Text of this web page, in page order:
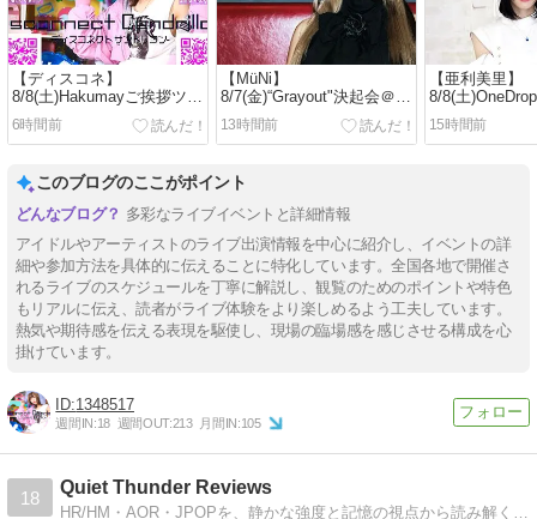
【ディスコネ】
8/8(土)Hakumayご挨拶ツア
ー＠今池3STAR
6時間前
【MüNi】
8/7(金)“Grayout"決起会＠伏
見ROLLING MAN
13時間前
【亜利美里】
8/8(土)OneDrop
ライブ
15時間前
このブログのここがポイント
多彩なライブイベントと詳細情報
アイドルやアーティストのライブ出演情報を中心に紹介し、イベントの詳
細や参加方法を具体的に伝えることに特化しています。全国各地で開催さ
れるライブのスケジュールを丁寧に解説し、観覧のためのポイントや特色
もリアルに伝え、読者がライブ体験をより楽しめるよう工夫しています。
熱気や期待感を伝える表現を駆使し、現場の臨場感を感じさせる構成を心
掛けています。
1348517
週間IN:18 週間OUT:213 月間IN:105
18
Quiet Thunder Reviews